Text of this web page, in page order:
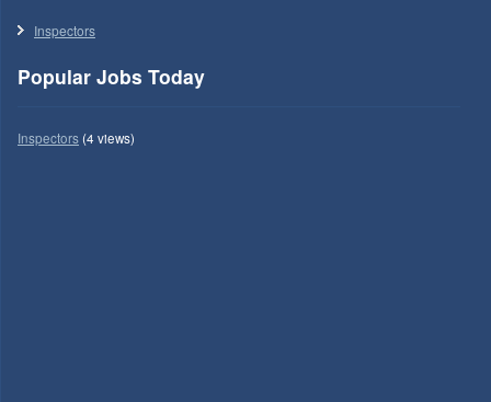
Inspectors
Popular Jobs Today
Inspectors(4 views)